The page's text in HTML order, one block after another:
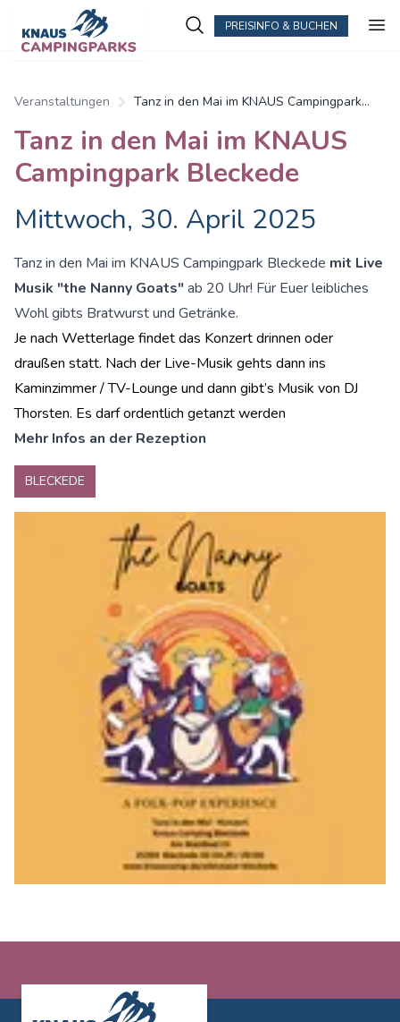
PREISINFO & BUCHEN
Veranstaltungen
Tanz in den Mai im KNAUS Campingpark
Tanz in den Mai im KNAUS
Campingpark Bleckede
Mittwoch, 30. April 2025
Tanz in den Mai im KNAUS Campingpark Bleckede mit Live
Musik "the Nanny Goats"ab 20 Uhr! Für Euer leibliches
Wohl gibts Bratwurst und Getränke.
Je nach Wetterlage findet das Konzert drinnen oder
draußen statt. Nach der Live-Musik gehts dann ins
Kaminzimmer / TV-Lounge und dann gibt’s Musik von DJ
Thorsten. Es darf ordentlich getanzt werden
Mehr Infos an der Rezeption
BLECKEDE